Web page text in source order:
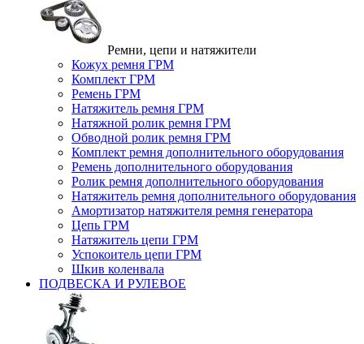
Ремни, цепи и натяжители
Кожух ремня ГРМ
Комплект ГРМ
Ремень ГРМ
Натяжитель ремня ГРМ
Натяжной ролик ремня ГРМ
Обводной ролик ремня ГРМ
Комплект ремня дополнительного оборудования
Ремень дополнительного оборудования
Ролик ремня дополнительного оборудования
Натяжитель ремня дополнительного оборудования
Амортизатор натяжителя ремня генератора
Цепь ГРМ
Натяжитель цепи ГРМ
Успокоитель цепи ГРМ
Шкив коленвала
ПОДВЕСКА И РУЛЕВОЕ